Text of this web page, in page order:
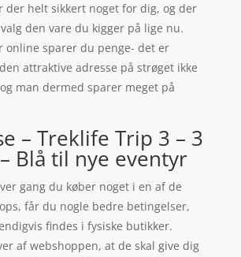
der helt sikkert noget for dig, og der
den vare du kigger på lige nu.
online sparer du penge- det er
attraktive adresse på strøget ikke
man dermed sparer meget på
– Treklife Trip 3 – 3
Blå til nye eventyr
gang du køber noget i en af de
får du nogle bedre betingelser,
findes i fysiske butikker.
af webshoppen, at de skal give dig